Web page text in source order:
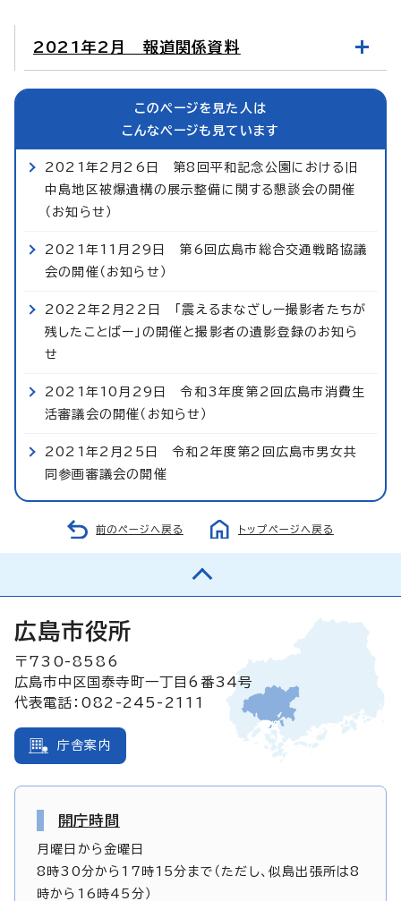
2021年2月 報道関係資料
このページを見た人は
こんなページも見ています
2021年2月26日 第8回平和記念公園における旧
中島地区被爆遺構の展示整備に関する懇談会の開催
（お知らせ）
2021年11月29日 第6回広島市総合交通戦略協議
会の開催（お知らせ）
2022年2月22日 「震えるまなざしー撮影者たちが
残したことばー」の開催と撮影者の遺影登録のお知ら
せ
2021年10月29日 令和3年度第2回広島市消費生
活審議会の開催（お知らせ）
2021年2月25日 令和2年度第2回広島市男女共
同参画審議会の開催
前のページへ戻る トップページへ戻る
広島市役所
〒730-8586
広島市中区国泰寺町一丁目6番34号
代表電話：082-245-2111
庁舎案内
開庁時間
月曜日から金曜日
8時30分から17時15分まで（ただし、似島出張所は8
時から16時45分）